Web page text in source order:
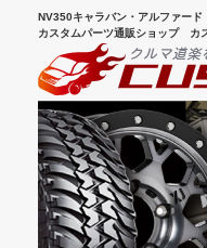
NV350キャラバン・アルファー
カスタムパーツ通販ショップ カ